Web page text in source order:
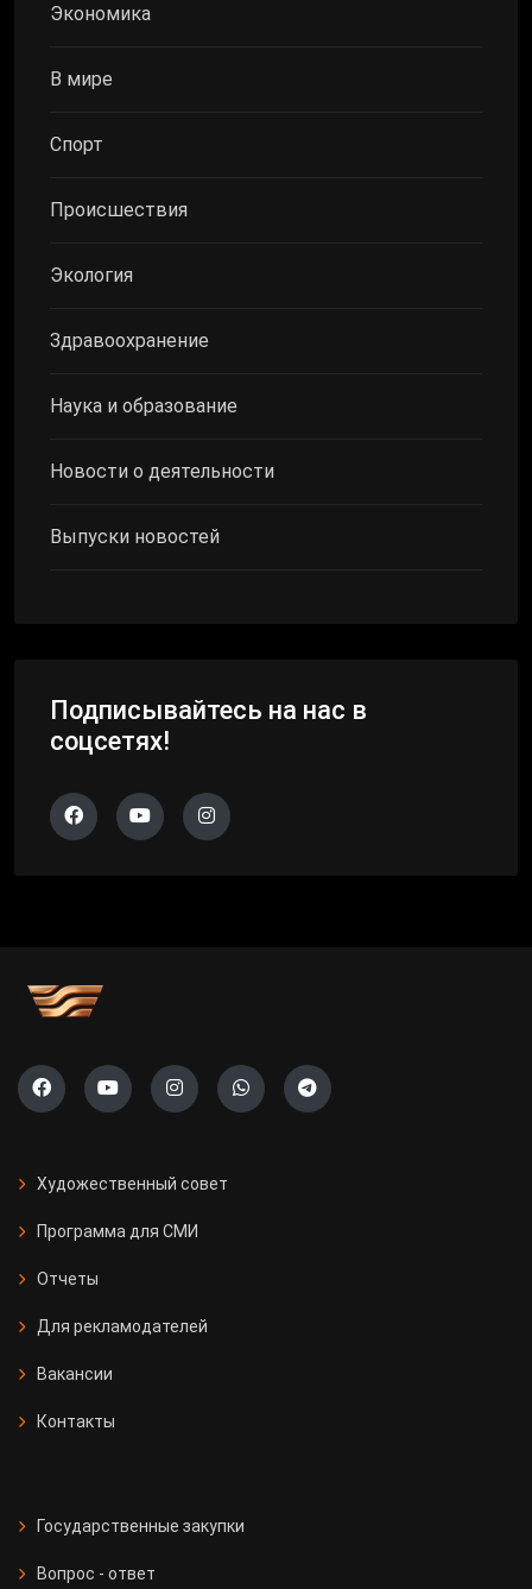
Экономика
В мире
Спорт
Происшествия
Экология
Здравоохранение
Наука и образование
Новости о деятельности
Выпуски новостей
Подписывайтесь на нас в
соцсетях!
Художественный совет
Программа для СМИ
Отчеты
Для рекламодателей
Вакансии
Контакты
Государственные закупки
Вопрос - ответ